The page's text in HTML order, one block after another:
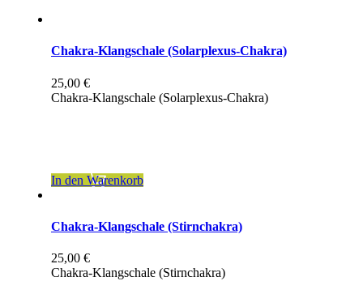
Chakra-Klangschale (Solarplexus-Chakra)
25,00 €
Chakra-Klangschale (Solarplexus-Chakra)
In den Warenkorb
Chakra-Klangschale (Stirnchakra)
25,00 €
Chakra-Klangschale (Stirnchakra)